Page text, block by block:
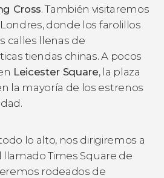
Cross. También visitaremos
donde los farolillos
calles llenas de
tiendas chinas. A pocos
Leicester Square, la plaza
la mayoría de los estrenos
lo alto, nos dirigiremos a
llamado Times Square de
rodeados de